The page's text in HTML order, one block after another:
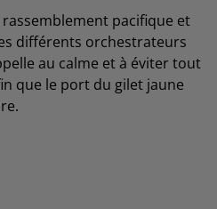
pacifique et
différents orchestrateurs
au calme et à éviter tout
que le port du gilet jaune